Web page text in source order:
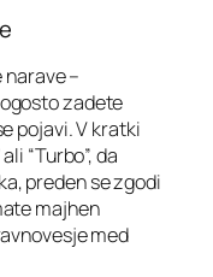
–
zadete
pojavi. V kratki
“Turbo”, da
preden se zgodi
majhen
med